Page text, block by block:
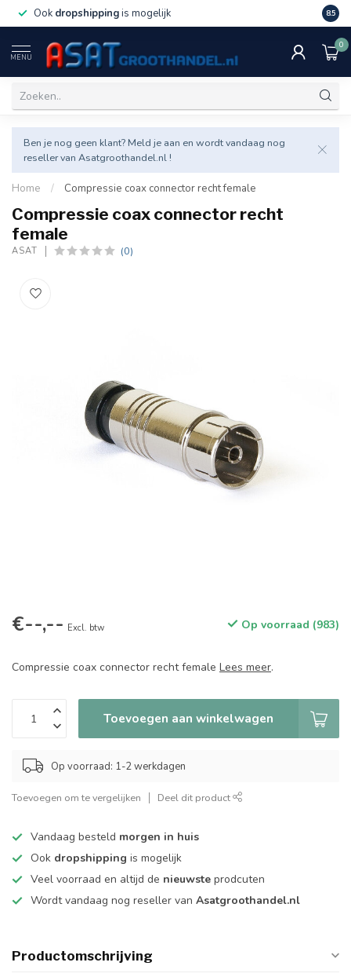
Ook dropshippingis mogelijk Veel
8.5
MENU
0
Ben je nog geen klant? Meld je aan en wordt vandaag nog
reseller van Asatgroothandel.nl !
Home / Compressie coax connector recht female
Compressie coax connector recht
female
ASAT (0)
€--,-- Excl. btw Op voorraad (983)
Compressie coax connector recht female Lees meer.
Toevoegen aan winkelwagen
Op voorraad: 1-2 werkdagen
Toevoegen om te vergelijken Deel dit product
Vandaag besteld morgen in huis
Ook dropshipping is mogelijk
Veel voorraad en altijd de nieuwste prodcuten
Wordt vandaag nog reseller van Asatgroothandel.nl
Productomschrijving